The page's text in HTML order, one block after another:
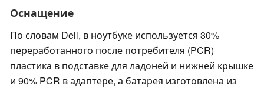
Оснащение
По словам Dell, в ноутбуке используется 30%
переработанного после потребителя (PCR)
пластика в подставке для ладоней и нижней крышке
и 90% PCR в адаптере, а батарея изготовлена из